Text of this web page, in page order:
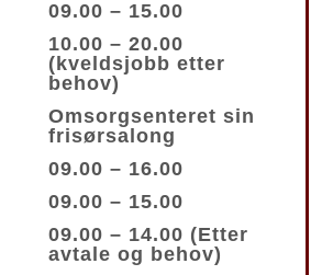
09.00 – 15.00
10.00 – 20.00
(kveldsjobb etter
behov)
Omsorgsenteret sin
frisørsalong
09.00 – 16.00
09.00 – 15.00
09.00 – 14.00 (Etter
avtale og behov)